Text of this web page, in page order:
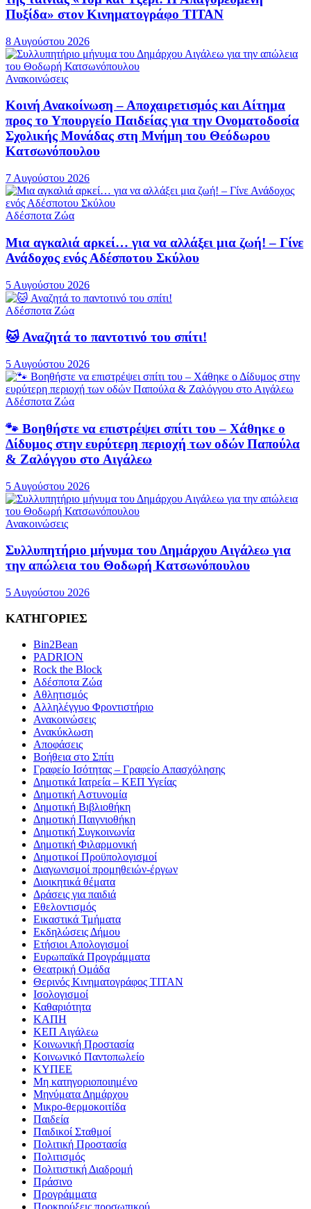
Πυξίδα» στον Κινηματογράφο ΤΙΤΑΝ
8 Αυγούστου 2026
Ανακοινώσεις
Κοινή Ανακοίνωση – Αποχαιρετισμός και Αίτημα
προς το Υπουργείο Παιδείας για την Ονοματοδοσία
Σχολικής Μονάδας στη Μνήμη του Θεόδωρου
Κατσωνόπουλου
7 Αυγούστου 2026
Αδέσποτα Ζώα
Μια αγκαλιά αρκεί… για να αλλάξει μια ζωή! – Γίνε
Ανάδοχος ενός Αδέσποτου Σκύλου
5 Αυγούστου 2026
Αδέσποτα Ζώα
🐱 Αναζητά το παντοτινό του σπίτι!
5 Αυγούστου 2026
Αδέσποτα Ζώα
🐾 Βοηθήστε να επιστρέψει σπίτι του – Χάθηκε ο
Δίδυμος στην ευρύτερη περιοχή των οδών Παπούλα
& Ζαλόγγου στο Αιγάλεω
5 Αυγούστου 2026
Ανακοινώσεις
Συλλυπητήριο μήνυμα του Δημάρχου Αιγάλεω για
την απώλεια του Θοδωρή Κατσωνόπουλου
5 Αυγούστου 2026
ΚΑΤΗΓΟΡΙΕΣ
Bin2Bean
PADRION
Rock the Block
Αδέσποτα Ζώα
Αθλητισμός
Αλληλέγγυο Φροντιστήριο
Ανακοινώσεις
Ανακύκλωση
Αποφάσεις
Βοήθεια στο Σπίτι
Γραφείο Ισότητας – Γραφείο Απασχόλησης
Δημοτικά Ιατρεία – ΚΕΠ Υγείας
Δημοτική Αστυνομία
Δημοτική Βιβλιοθήκη
Δημοτική Παιγνιοθήκη
Δημοτική Συγκοινωνία
Δημοτική Φιλαρμονική
Δημοτικοί Προϋπολογισμοί
Διαγωνισμοί προμηθειών-έργων
Διοικητικά θέματα
Δράσεις για παιδιά
Εθελοντισμός
Εικαστικά Τμήματα
Εκδηλώσεις Δήμου
Ετήσιοι Απολογισμοί
Ευρωπαϊκά Προγράμματα
Θεατρική Ομάδα
Θερινός Κινηματογράφος ΤΙΤΑΝ
Ισολογισμοί
Καθαριότητα
ΚΑΠΗ
ΚΕΠ Αιγάλεω
Κοινωνική Προστασία
Κοινωνικό Παντοπωλείο
ΚΥΠΕΕ
Μη κατηγοριοποιημένο
Μηνύματα Δημάρχου
Μικρο-θερμοκοιτίδα
Παιδεία
Παιδικοί Σταθμοί
Πολιτική Προστασία
Πολιτισμός
Πολιτιστική Διαδρομή
Πράσινο
Προγράμματα
Προκηρύξεις προσωπικού